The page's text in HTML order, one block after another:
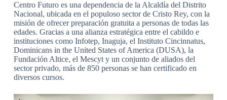
Centro Futuro es una dependencia de la Alcaldía del Distrito
Nacional, ubicada en el populoso sector de Cristo Rey, con la
misión de ofrecer preparación gratuita a personas de todas las
edades. Gracias a una alianza estratégica entre el cabildo e
instituciones como Infotep, Inaguja, el Instituto Cincinnatus,
Dominicans in the United States of America (DUSA), la
Fundación Altice, el Mescyt y un conjunto de aliados del
sector privado, más de 850 personas se han certificado en
diversos cursos.